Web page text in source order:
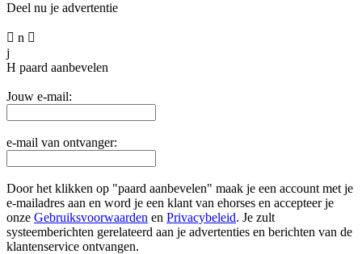
Deel nu je advertentie
 n 
j
H paard aanbevelen
Jouw e-mail:
e-mail van ontvanger:
Door het klikken op "paard aanbevelen" maak je een account met je
e-mailadres aan en word je een klant van ehorses en accepteer je
onze Gebruiksvoorwaarden en Privacybeleid. Je zult
systeemberichten gerelateerd aan je advertenties en berichten van de
klantenservice ontvangen.